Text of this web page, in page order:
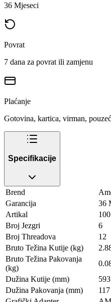
36 Mjeseci
Povrat
7 dana za povrat ili zamjenu
Plaćanje
Gotovina, kartica, virman,
Specifikacije
Brend
Garancija
36
Artikal
Broj Jezgri
6
Broj Threadova
12
Bruto Težina Kutije (kg)
Bruto Težina Pakovanja
(kg)
Dužina Kutije (mm)
Dužina Pakovanja (mm)